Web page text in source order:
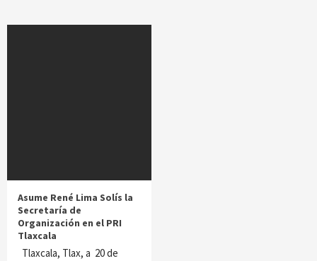
Asume René Lima Solís la
Secretaría de
Organización en el PRI
Tlaxcala
Tlaxcala, Tlax, a 20 de